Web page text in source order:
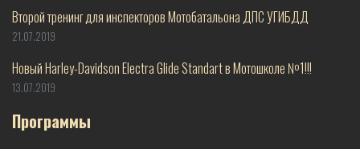
Второй тренинг для инспекторов Мотобатальона ДПС УГИБДД
21.07.2019
Новый Harley-Davidson Electra Glide Standart в Мотошколе №1!!!
13.07.2019
Программы